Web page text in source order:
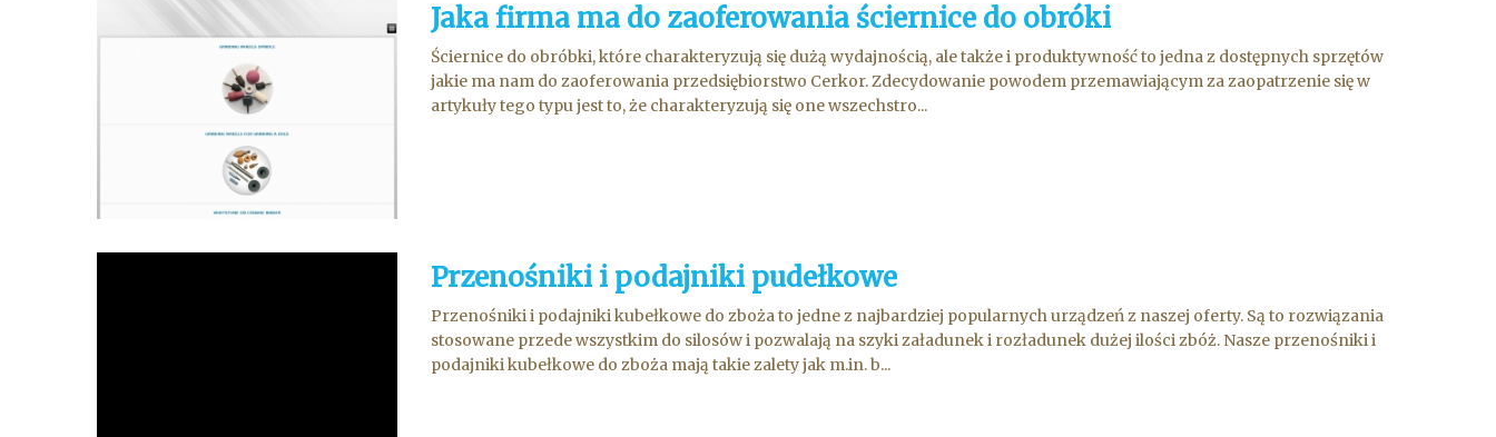
Jaka firma ma do zaoferowania ściernice do obróki
Ściernice do obróbki, które charakteryzują się dużą wydajnością, ale także i produktywność to jedna z dostępnych sprzętów
jakie ma nam do zaoferowania przedsiębiorstwo Cerkor. Zdecydowanie powodem przemawiającym za zaopatrzenie się w
artykuły tego typu jest to, że charakteryzują się one wszechstro...
Przenośniki i podajniki pudełkowe
Przenośniki i podajniki kubełkowe do zboża to jedne z najbardziej popularnych urządzeń z naszej oferty. Są to rozwiązania
stosowane przede wszystkim do silosów i pozwalają na szyki załadunek i rozładunek dużej ilości zbóż. Nasze przenośniki i
podajniki kubełkowe do zboża mają takie zalety jak m.in. b...